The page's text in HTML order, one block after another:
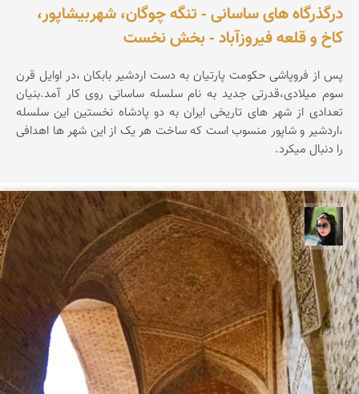
درگذرگاه های ساسانی - تنگه چوگان، شهربیشاپور،
کاخ و قلعه فیروزآباد - بخش نخست
پس از فروپاشی حکومت پارتیان به دست اردشیر بابکان ،در اوایل قرن
سوم میلادی،قدرتی جدید به نام سلسله ساسانی روی کار آمد.بنیان
تعدادی از شهر های تاریخی ایران به دو پادشاه نخستین این سلسله
،اردشیر و شاپور منسوب است که ساخت هر یک از این شهر ها اهدافی
را دنبال میکرد.
سپیده اصلان